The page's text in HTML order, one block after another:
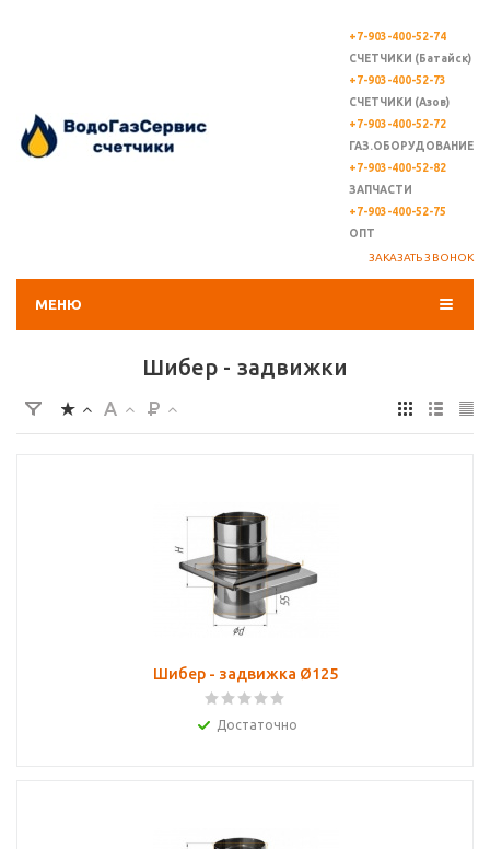
+7-903-400-52-74
СЧЕТЧИКИ (Батайск)
+7-903-400-52-73
СЧЕТЧИКИ (Азов)
+7-903-400-52-72
ГАЗ.ОБОРУДОВАНИЕ
+7-903-400-52-82
ЗАПЧАСТИ
+7-903-400-52-75
ОПТ
ЗАКАЗАТЬ ЗВОНОК
МЕНЮ
Шибер - задвижки
Шибер - задвижка Ø125
Достаточно